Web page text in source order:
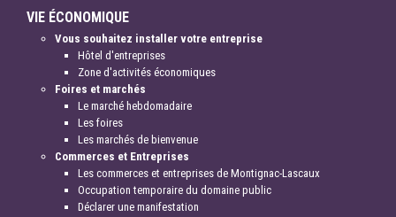
VIE ÉCONOMIQUE
Vous souhaitez installer votre entreprise
Hôtel d'entreprises
Zone d'activités économiques
Foires et marchés
Le marché hebdomadaire
Les foires
Les marchés de bienvenue
Commerces et Entreprises
Les commerces et entreprises de Montignac-Lascaux
Occupation temporaire du domaine public
Déclarer une manifestation